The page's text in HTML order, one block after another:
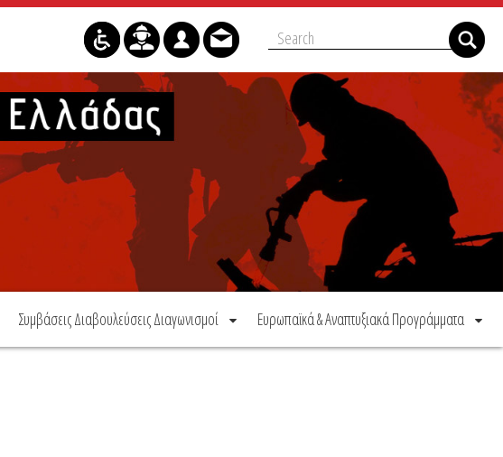
Συμβάσεις Διαβουλεύσεις Διαγωνισμοί Ευρωπαϊκά & Αναπτυξιακά Προγράμματα